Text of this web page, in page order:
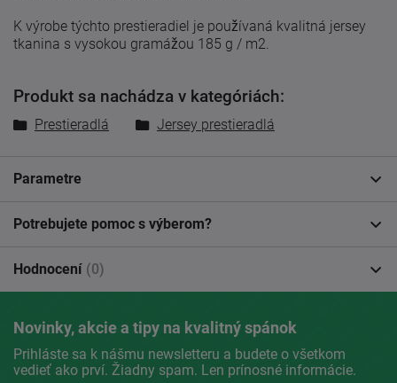
K výrobe týchto prestieradiel je používaná kvalitná jersey
tkanina s vysokou gramážou 185 g / m2.
Produkt sa nachádza v kategóriách:
Prestieradlá Jersey prestieradlá
Parametre
Potrebujete pomoc s výberom?
Hodnocení (0)
Novinky, akcie a tipy na kvalitný spánok
Prihláste sa k nášmu newsletteru a budete o všetkom
vedieť ako prví. Žiadny spam. Len prínosné informácie.